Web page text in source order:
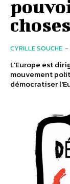
choses
CYRILLE SOUCHE -
L'Europe est
mouvement
démocratiser